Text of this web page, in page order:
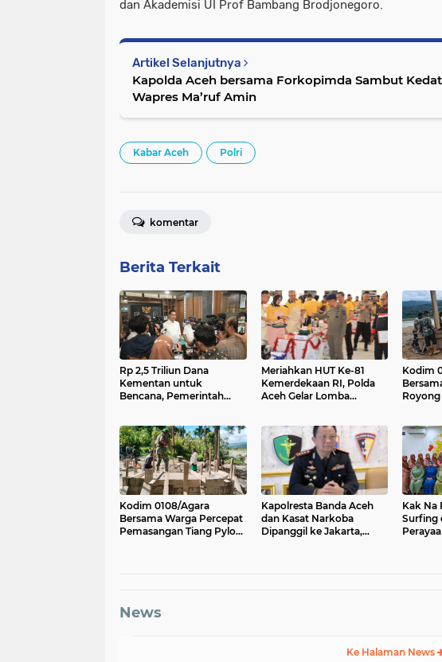
dan Akademisi UI Prof Bambang Brodjonegoro.
Artikel Selanjutnya
Kapolda Aceh bersama Forkopimda Sambut
Wapres Ma’ruf Amin
Kabar Aceh Polri
komentar
Berita Terkait
Rp 2,5 Triliun Dana
Kementan untuk
Bencana, Pemerintah
Meriahkan HUT Ke-81
Kemerdekaan RI, Polda
Aceh Gelar Lomba
Kodim
Aceh
Kodim 0108/Agara
Bersama Warga Percepat
Pemasangan Tiang Pylon
Kapolresta Banda Aceh
dan Kasat Narkoba
Dipanggil ke Jakarta,
Kak Na
Surfing
News
Ke Halaman News